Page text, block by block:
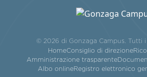
© 2026 di Gonzaga Campus. Tutti
HomeConsiglio di direzione
Amministrazione trasparente
Albo onlineRegistro elettronico